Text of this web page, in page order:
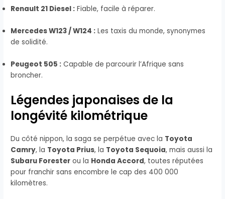
Renault 21 Diesel : Fiable, facile à réparer.
Mercedes W123 / W124 : Les taxis du monde, synonymes
de solidité.
Peugeot 505 : Capable de parcourir l’Afrique sans
broncher.
Légendes japonaises de la
longévité kilométrique
Du côté nippon, la saga se perpétue avec la Toyota
Camry, la Toyota Prius, la Toyota Sequoia, mais aussi la
Subaru Forester ou la Honda Accord, toutes réputées
pour franchir sans encombre le cap des 400 000
kilomètres.